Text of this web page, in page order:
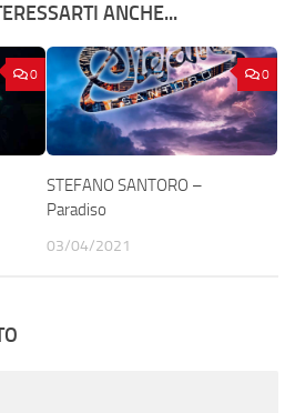
ANCHE...
0 0
STEFANO SANTORO –
Paradiso
03/04/2021